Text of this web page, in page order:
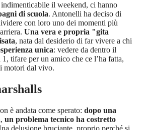
il weekend, ci hanno
di scuola. Antonelli ha deciso di
con loro uno dei momenti più
Una vera e propria "gita
, nata dal desiderio di far vivere a chi
unica: vedere da dentro il
tifare per un amico che ce l’ha fatta,
motori dal vivo.
è andata come sperato: dopo una
, un problema tecnico ha costretto